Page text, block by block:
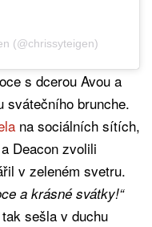
(@chrissyteigen)
s dcerou Avou a
svátečního brunche.
na sociálních sítích,
Deacon zvolili
v zeleném svetru.
a krásné svátky!“
sešla v duchu